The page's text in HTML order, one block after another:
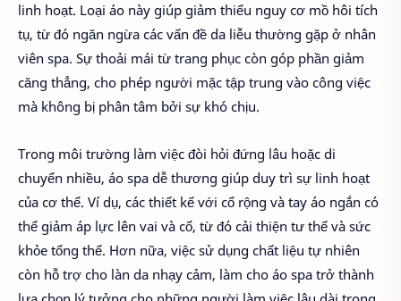
linh hoạt. Loại áo này giúp giảm thiểu nguy cơ mồ hôi tích
tụ, từ đó ngăn ngừa các vấn đề da liễu thường gặp ở nhân
viên spa. Sự thoải mái từ trang phục còn góp phần giảm
căng thẳng, cho phép người mặc tập trung vào công việc
mà không bị phân tâm bởi sự khó chịu.
Trong môi trường làm việc đòi hỏi đứng lâu hoặc di
chuyển nhiều, áo spa dễ thương giúp duy trì sự linh hoạt
của cơ thể. Ví dụ, các thiết kế với cổ rộng và tay áo ngắn có
thể giảm áp lực lên vai và cổ, từ đó cải thiện tư thế và sức
khỏe tổng thể. Hơn nữa, việc sử dụng chất liệu tự nhiên
còn hỗ trợ cho làn da nhạy cảm, làm cho áo spa trở thành